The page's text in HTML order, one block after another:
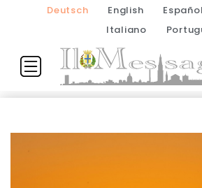
Deutsch English Español
Italiano